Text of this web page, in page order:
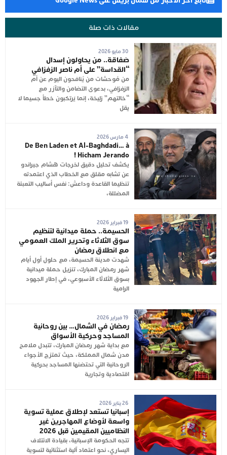
مقالات ذات صلة
30 مايو 2026
صَفاقة.. من يحاولون إسدال
“القداسة” على أم ناصر الزفزافي
من مُوحشات من يُنافحون اليوم عن أم
الزفزافي، بدعوى التضامن والتآزر مع
“خالتهم” زليخة، إنما يَرتكبون خطأ جسيما لا
يقل
4 مارس 2026
De Ben Laden et Al-Baghdadi… à
Hicham Jerando !
يكشف تحليل دقيق لخرجات هشام جيراندو
عن تشابه مقلق مع الخطاب الذي اعتمدته
تنظيما القاعدة وداعش: نفس أساليب التعبئة
المضللة،
19 فبراير 2026
الحسيمة.. حملة ميدانية لتنظيم
سوق الثلاثاء وتحرير الملك العمومي
مع انطلاق رمضان
شهدت مدينة الحسيمة، مع حلول أول أيام
شهر رمضان المبارك، تنزيل حملة ميدانية
بسوق الثلاثاء الأسبوعي، في إطار الجهود
الرامية
19 فبراير 2026
رمضان في الشمال… بين روحانية
المساجد وحركية الأسواق
مع بداية شهر رمضان المبارك، تتبدل ملامح
مدن شمال المملكة، حيث تمتزج الأجواء
الروحانية التي تحتضنها المساجد بحركية
اقتصادية وتجارية
26 يناير 2026
إسبانيا تستعد لإطلاق عملية تسوية
واسعة لأوضاع المهاجرين غير
النظاميين المقيمين قبل 2026
تتجه الحكومة الإسبانية، بقيادة الائتلاف
اليساري، نحو اعتماد آلية استثنائية لتسوية